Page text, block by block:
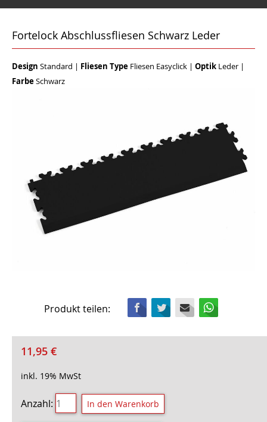
Fortelock Abschlussfliesen Schwarz Leder
Design Standard | Fliesen Type Fliesen Easyclick | Optik Leder |
FarbeSchwarz
Produkt teilen: Facebook
Twitter Mail
11,95 €
inkl. 19% MwSt
Anzahl: